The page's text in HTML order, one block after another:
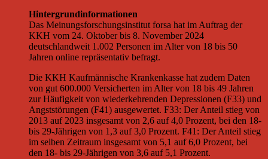
Hintergrundinformationen
Das Meinungsforschungsinstitut forsa hat im Auftrag der
KKH vom 24. Oktober bis 8. November 2024
deutschlandweit 1.002 Personen im Alter von 18 bis 50
Jahren online repräsentativ befragt.
Die KKH Kaufmännische Krankenkasse hat zudem Daten
von gut 600.000 Versicherten im Alter von 18 bis 49 Jahren
zur Häufigkeit von wiederkehrenden Depressionen (F33) und
Angststörungen (F41) ausgewertet. F33: Der Anteil stieg von
2013 auf 2023 insgesamt von 2,6 auf 4,0 Prozent, bei den 18-
bis 29-Jährigen von 1,3 auf 3,0 Prozent. F41: Der Anteil stieg
im selben Zeitraum insgesamt von 5,1 auf 6,0 Prozent, bei
den 18- bis 29-Jährigen von 3,6 auf 5,1 Prozent.